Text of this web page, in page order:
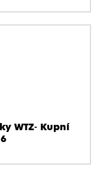
WTZ- Kupní